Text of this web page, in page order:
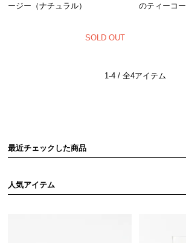
ージー（ナチュラル）
SOLD OUT
のティーコ
1-4 / 全4アイテム
最近チェックした商品
人気アイテム